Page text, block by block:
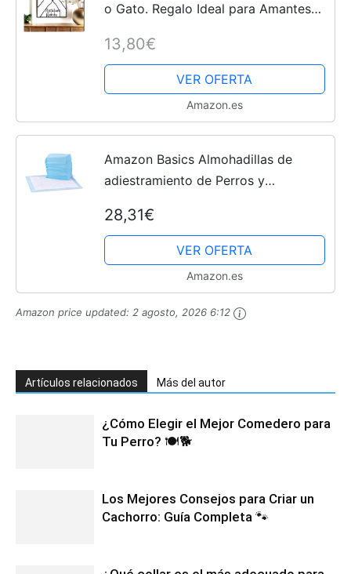
o Gato. Regalo Ideal para Amantes
Hogar. Celebra el Amor con este
regalo único y...
13,80€
VER OFERTA
Amazon.es
Amazon Basics Almohadillas de
adiestramiento de Perros y
Prueba de Fugas con Superficie de
Secado rápido, Regular, 100...
28,31€
VER OFERTA
Amazon.es
Amazon price updated: 2 agosto, 2026 6:12
Artículos relacionados Más del autor
¿Cómo Elegir el Mejor Comedero para
Tu Perro? 🍽️🐕
Los Mejores Consejos para Criar un
Cachorro: Guía Completa 🐾